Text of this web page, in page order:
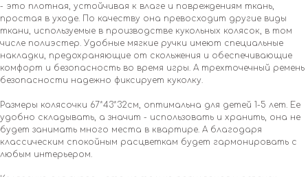
- это плотная, устойчивая к влаге и повреждениям ткань,
простая в уходе. По качеству она превосходит другие виды
ткани, используемые в производстве кукольных колясок, в том
числе полиэстер. Удобные мягкие ручки имеют специальные
накладки, предохраняющие от скольжения и обеспечивающие
комфорт и безопасность во время игры. А трехточечный ремень
безопасности надежно фиксирует куколку.
Размеры колясочки 67*43*32см, оптимальна для детей 1-5 лет. Ее
удобно складывать, а значит - использовать и хранить, она не
будет занимать много места в квартире. А благодаря
классическим спокойным расцветкам будет гармонировать с
любым интерьером.